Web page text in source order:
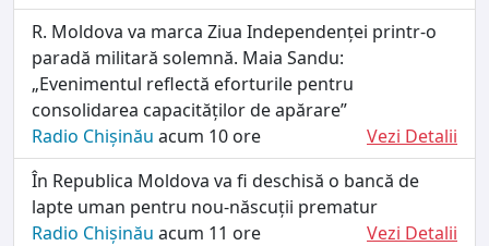
R. Moldova va marca Ziua Independenței printr-o
paradă militară solemnă. Maia Sandu:
„Evenimentul reflectă eforturile pentru
consolidarea capacităților de apărare”
Radio Chișinău acum 10 ore
Vezi Detalii
În Republica Moldova va fi deschisă o bancă de
lapte uman pentru nou-născuții prematur
Radio Chișinău acum 11 ore
Vezi Detalii